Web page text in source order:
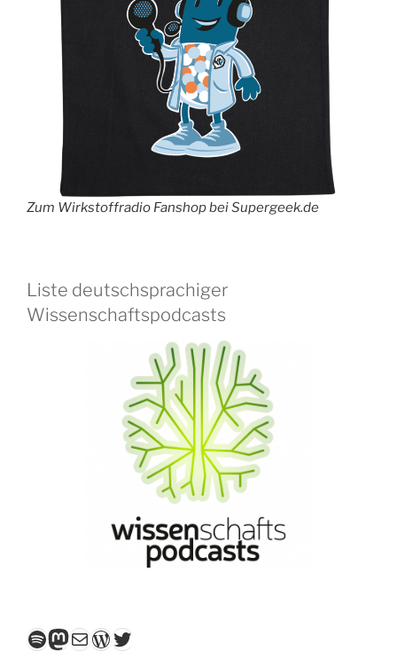
Zum Wirkstoffradio Fanshop bei Supergeek.de
Liste deutschsprachiger
Wissenschaftspodcasts
Spotify
Mastodon
E-MailWordPress
Twitter